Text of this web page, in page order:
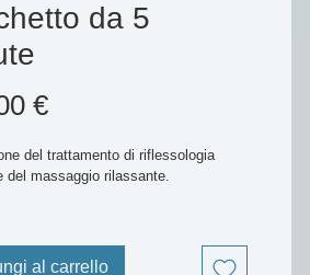
da 5
€Prezzo
del trattamento di riflessologia
del massaggio rilassante.
di scaricare le tensioni e migliorare
al carrello